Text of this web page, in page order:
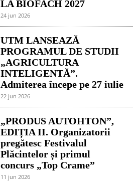
LA BIOFACH 2027
24 jun 2026
UTM LANSEAZĂ
PROGRAMUL DE STUDII
„AGRICULTURA
INTELIGENTĂ”.
Admiterea începe pe 27 iulie
22 jun 2026
„PRODUS AUTOHTON”,
EDIȚIA II. Organizatorii
pregătesc Festivalul
Plăcintelor și primul
concurs „Top Crame”
11 jun 2026